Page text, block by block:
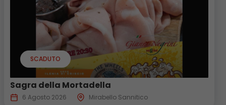
SCADUTO
Sagra della Mortadella
6 Agosto 2026 Mirabello Sannitico